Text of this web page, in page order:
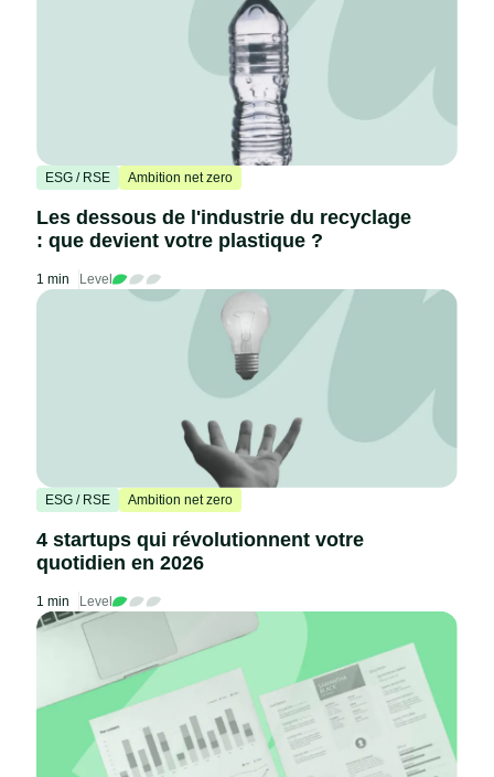
ESG / RSE Ambition net zero
Les dessous de l'industrie du recyclage
: que devient votre plastique ?
1 min Level
ESG / RSE Ambition net zero
4 startups qui révolutionnent votre
quotidien en 2026
1 min Level